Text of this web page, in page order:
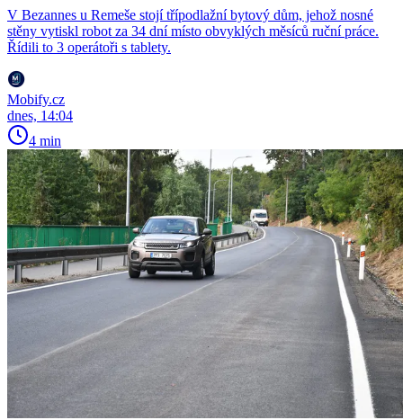
V Bezannes u Remeše stojí třípodlažní bytový dům, jehož nosné
stěny vytiskl robot za 34 dní místo obvyklých měsíců ruční práce.
Řídili to 3 operátoři s tablety.
Mobify.cz
dnes, 14:04
4 min